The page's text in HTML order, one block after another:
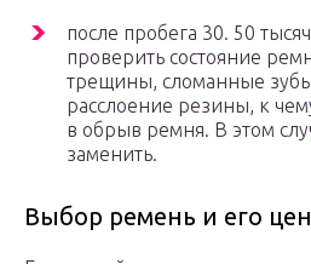
после пробега 30. 50
проверить состояние
трещины, сломанные
расслоение резины, к
в обрыв ремня. В этом
заменить.
Выбор ремень и его